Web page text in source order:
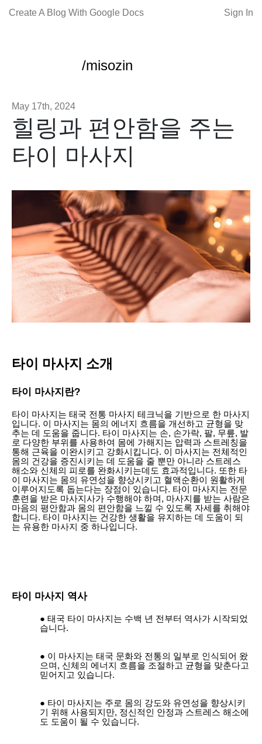
Create A Blog With Google Docs Sign In
/misozin
May 17th, 2024
힐링과 편안함을 주는
타이 마사지
타이 마사지 소개
타이 마사지란?
타이 마사지는 태국 전통 마사지 테크닉을 기반으로 한 마사지
입니다. 이 마사지는 몸의 에너지 흐름을 개선하고 균형을 맞
추는 데 도움을 줍니다. 타이 마사지는 손, 손가락, 팔, 무릎, 발
로 다양한 부위를 사용하여 몸에 가해지는 압력과 스트레칭을
통해 근육을 이완시키고 강화시킵니다. 이 마사지는 전체적인
몸의 건강을 증진시키는 데 도움을 줄 뿐만 아니라 스트레스
해소와 신체의 피로를 완화시키는데도 효과적입니다. 또한 타
이 마사지는 몸의 유연성을 향상시키고 혈액순환이 원활하게
이루어지도록 돕는다는 장점이 있습니다. 타이 마사지는 전문
훈련을 받은 마사지사가 수행해야 하며, 마사지를 받는 사람은
마음의 평안함과 몸의 편안함을 느낄 수 있도록 자세를 취해야
합니다. 타이 마사지는 건강한 생활을 유지하는 데 도움이 되
는 유용한 마사지 중 하나입니다.
타이 마사지 역사
태국 타이 마사지는 수백 년 전부터 역사가 시작되었
습니다.
이 마사지는 태국 문화와 전통의 일부로 인식되어 왔
으며, 신체의 에너지 흐름을 조절하고 균형을 맞춘다고
믿어지고 있습니다.
타이 마사지는 주로 몸의 강도와 유연성을 향상시키
기 위해 사용되지만, 정신적인 안정과 스트레스 해소에
도 도움이 될 수 있습니다.